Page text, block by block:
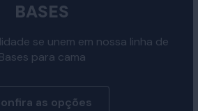
BASES
se unem em nossa linha de
Bases para cama
as opções